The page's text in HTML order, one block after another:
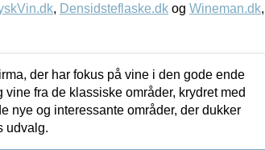
, Densidsteflaske.dk og Wineman.dk,
der har fokus på vine i den gode ende
fra de klassiske områder, krydret med
nye og interessante områder, der dukker
udvalg.